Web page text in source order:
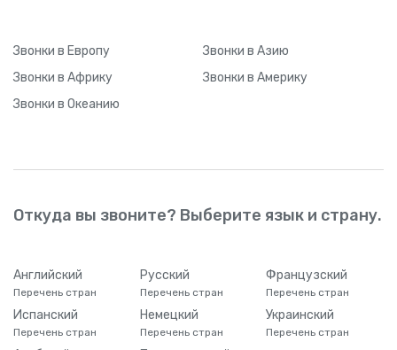
Звонки в Европу Звонки в Азию
Звонки в Африку Звонки в Америку
Звонки в Океанию
Откуда вы звоните? Выберите язык и страну.
Английский
Перечень стран
Русский
Перечень стран
Французский
Перечень стран
Испанский
Перечень стран
Немецкий
Перечень стран
Украинский
Перечень стран